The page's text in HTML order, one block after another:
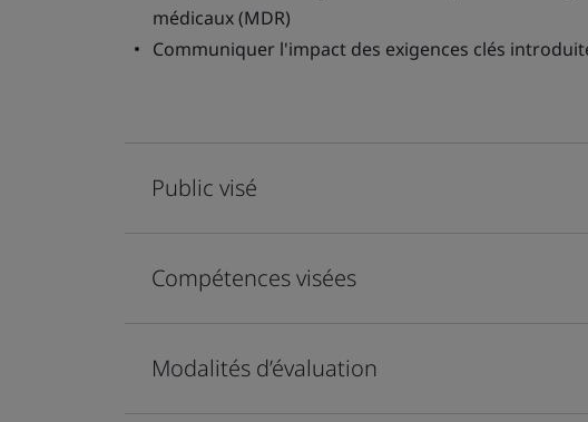
médicaux (MDR)
Communiquer l'impact des exigences clés
Public visé
Compétences visées
Modalités d’évaluation